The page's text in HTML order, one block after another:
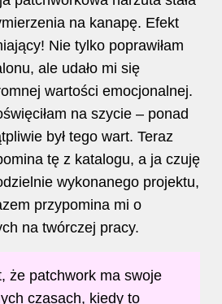
na kanapę. Efekt
Nie tylko poprawiłam
ale udało mi się
wartości emocjonalnej.
na szycie – ponad
był tego wart. Teraz
tę z katalogu, a ja czuję
wykonanego projektu,
przypomina mi o
na twórczej pracy.
że patchwork ma swoje
czasach, kiedy to